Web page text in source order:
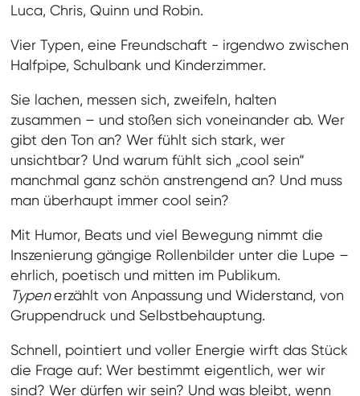
Luca, Chris, Quinn und Robin.
Vier Typen, eine Freundschaft - irgendwo zwischen
Halfpipe, Schulbank und Kinderzimmer.
Sie lachen, messen sich, zweifeln, halten
zusammen – und stoßen sich voneinander ab. Wer
gibt den Ton an? Wer fühlt sich stark, wer
unsichtbar? Und warum fühlt sich „cool sein“
manchmal ganz schön anstrengend an? Und muss
man überhaupt immer cool sein?
Mit Humor, Beats und viel Bewegung nimmt die
Inszenierung gängige Rollenbilder unter die Lupe –
ehrlich, poetisch und mitten im Publikum.
Typenerzählt von Anpassung und Widerstand, von
Gruppendruck und Selbstbehauptung.
Schnell, pointiert und voller Energie wirft das Stück
die Frage auf: Wer bestimmt eigentlich, wer wir
sind? Wer dürfen wir sein? Und was bleibt, wenn